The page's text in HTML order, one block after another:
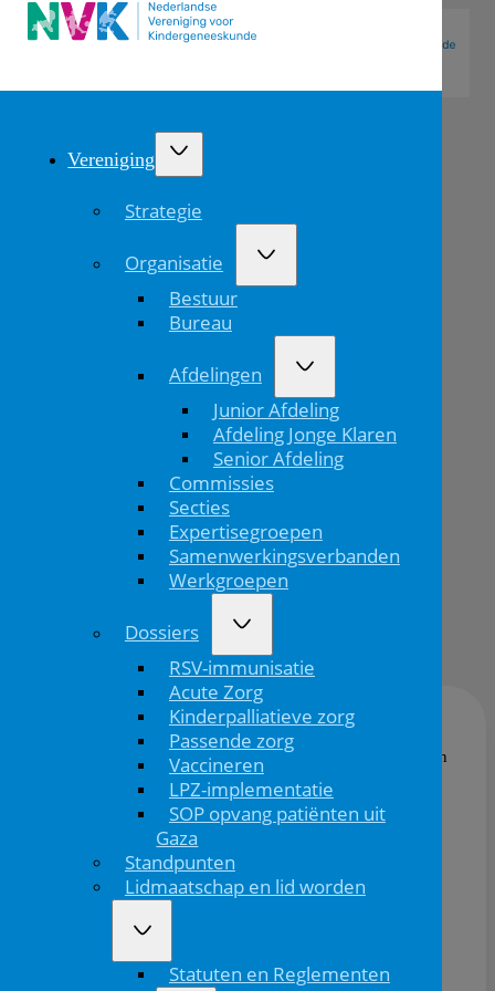
Vereniging
Strategie
Organisatie
Bestuur
Bureau
Afdelingen
Junior Afdeling
Afdeling Jonge Klaren
Senior Afdeling
Commissies
Secties
Expertisegroepen
Samenwerkingsverbanden
Werkgroepen
Dossiers
RSV-immunisatie
Acute Zorg
Kinderpalliatieve zorg
Passende zorg
Vaccineren
LPZ-implementatie
SOP opvang patiënten uit
Gaza
Standpunten
Lidmaatschap en lid worden
Statuten en Reglementen
Wijzigingen
Kinderformularium
25/06/'26
Wat is er afgelopen maand veranderd in
het Kinderformularium? Op de website
vind je een overzicht van de recente
wijzigingen.
>> Bekijk de wijzigingen